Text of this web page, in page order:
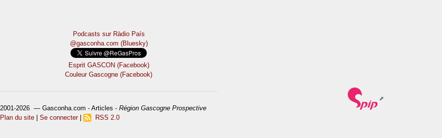
Podcasts sur Ràdio País
@gasconha.com (Bluesky)
Esprit GASCON (Facebook)
Couleur Gascogne (Facebook)
2001-2026 — Gasconha.com - Articles - Région Gascogne Prospective
Plan du site | Se connecter| RSS 2.0